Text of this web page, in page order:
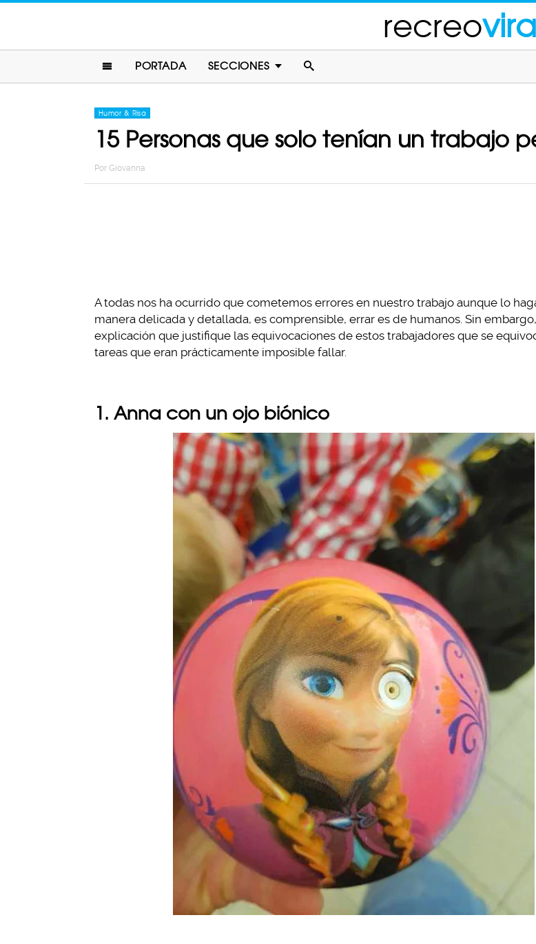
recreo
PORTADA SECCIONES
Humor & Risa
15 Personas que solo tenían un trabajo
Por Giovanna
A todas nos ha ocurrido que cometemos errores en nuestro trabajo aunque lo
manera delicada y detallada, es comprensible, errar es de humanos. Sin
explicación que justifique las equivocaciones de estos trabajadores que se
tareas que eran prácticamente imposible fallar.
1. Anna con un ojo biónico